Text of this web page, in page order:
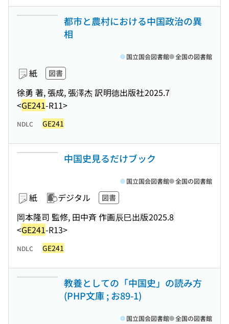
都市と農村における中国政治の異
相
紙 図書
徐勇 著, 張成, 張澤杰 訳明德出版社2025.7
<GE241-R11>
国立国会図書館 全国の図書館
NDLC GE241
中国史見るだけブック
紙 デジタル 図書
岡本隆司 監修, 田中斉 作画辰巳出版2025.8
<GE241-R13>
国立国会図書館 全国の図書館
NDLC GE241
教養としての「中国史」の読み方
(PHP文庫 ; お89-1)
国立国会図書館 全国の図書館